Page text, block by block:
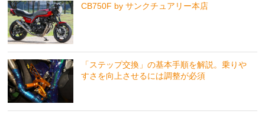
CB750F by サンクチュアリー本店
「ステップ交換」の基本手順を解説。乗りや
すさを向上させるには調整が必須